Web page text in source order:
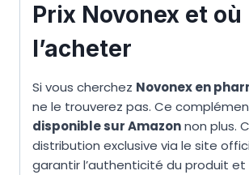
Prix Novonex et où
l’acheter
Si vous cherchez Novonex en
ne le trouverez pas. Ce
disponible sur Amazonnon plus.
distribution exclusive via le site
garantir l’authenticité du produit et